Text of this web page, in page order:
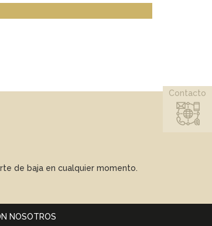
de baja en cualquier momento.
NOSOTROS
Contacto